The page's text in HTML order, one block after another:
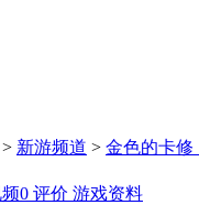
> 新游频道 > 金色的卡修
0 评价 游戏资料